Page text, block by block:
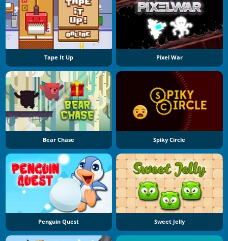
Tape It Up Pixel War
Bear Chase Spiky Circle
Penguin Quest Sweet Jelly